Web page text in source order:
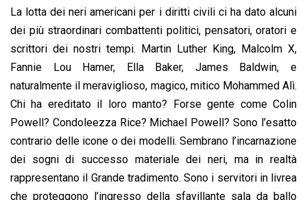
La lotta dei neri americani per i diritti civili ci ha dato alcuni
dei più straordinari combattenti politici, pensatori, oratori e
scrittori dei nostri tempi. Martin Luther King, Malcolm X,
Fannie Lou Hamer, Ella Baker, James Baldwin, e
naturalmente il meraviglioso, magico, mitico Mohammed Alì.
Chi ha ereditato il loro manto? Forse gente come Colin
Powell? Condoleezza Rice? Michael Powell? Sono l’esatto
contrario delle icone o dei modelli. Sembrano l’incarnazione
dei sogni di successo materiale dei neri, ma in realtà
rappresentano il Grande tradimento. Sono i servitori in livrea
che proteggono l’ingresso della sfavillante sala da ballo